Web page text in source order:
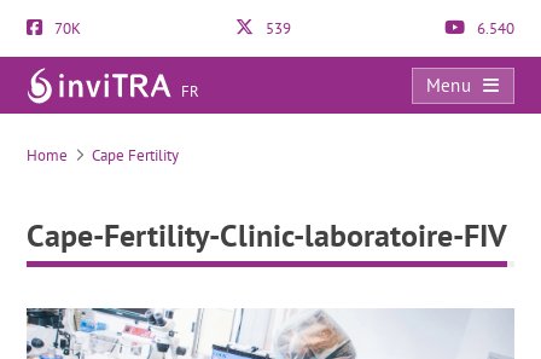
70K 539 6.540
FR
Menu
Cape-Fertility-Clinic-laboratoire-FIV
Home Cape Fertility
Cape-Fertility-Clinic-laboratoire-FIV